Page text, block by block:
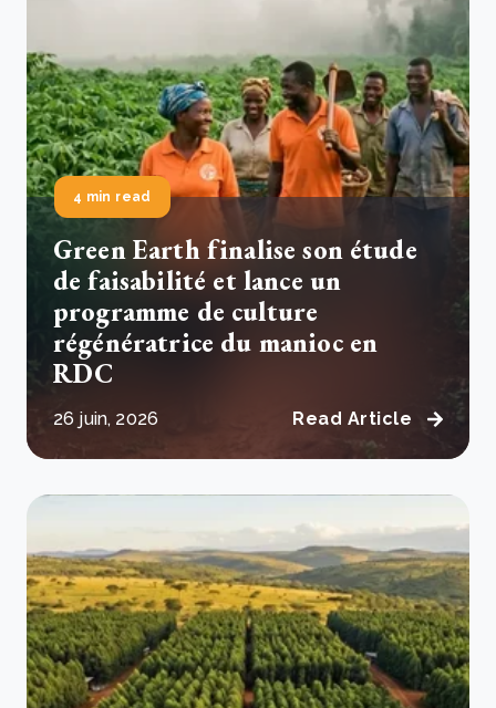
4 min read
Green Earth finalise son étude
de faisabilité et lance un
programme de culture
régénératrice du manioc en
RDC
26 juin, 2026 Read Article